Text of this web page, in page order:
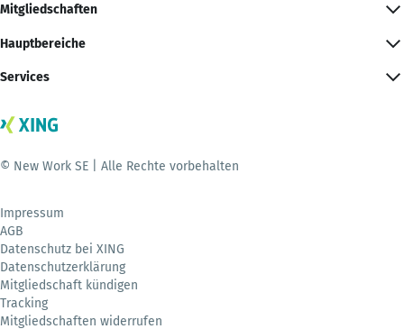
Mitgliedschaften
Hauptbereiche
Services
© New Work SE | Alle Rechte vorbehalten
Impressum
AGB
Datenschutz bei XING
Datenschutzerklärung
Mitgliedschaft kündigen
Tracking
Mitgliedschaften widerrufen